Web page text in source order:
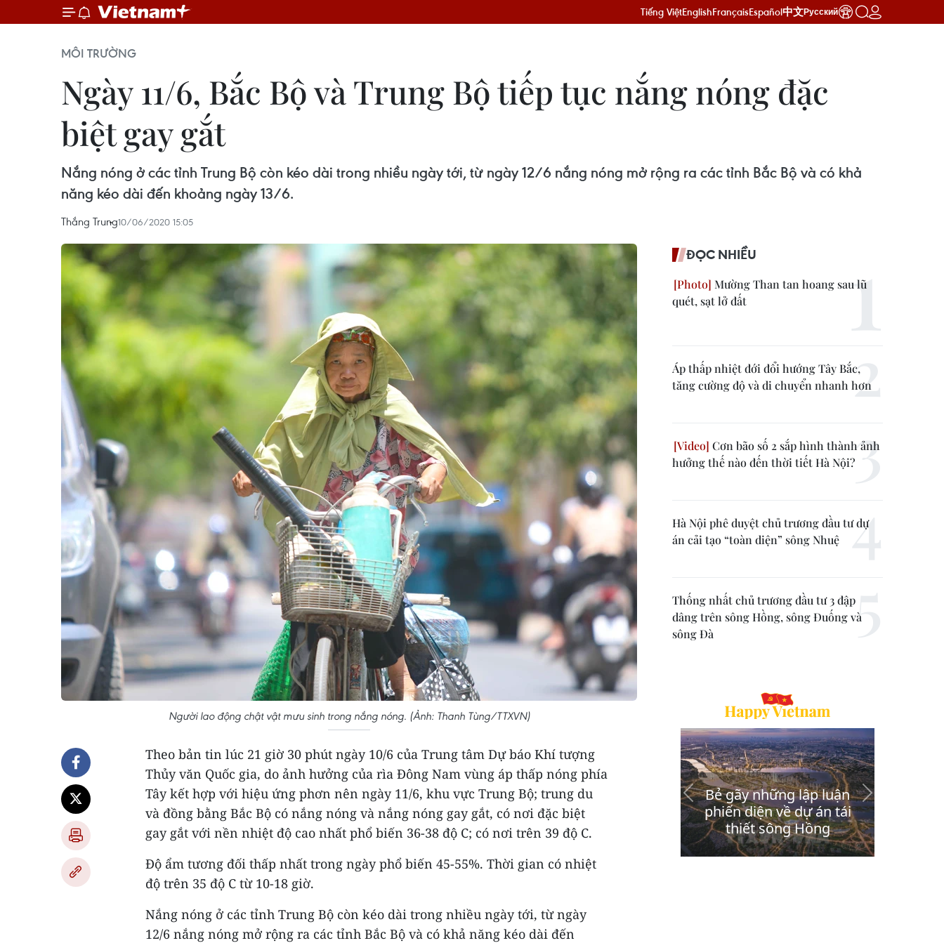
Tiếng ViệtEnglishFrançaisEspañol中文Русский
MÔI TRƯỜNG
Ngày 11/6, Bắc Bộ và Trung Bộ tiếp tục nắng nóng đặc
biệt gay gắt
Nắng nóng ở các tỉnh Trung Bộ còn kéo dài trong nhiều ngày tới, từ ngày 12/6 nắng nóng mở rộng ra các tỉnh Bắc Bộ và có khả
năng kéo dài đến khoảng ngày 13/6.
Thắng Trung10/06/2020 15:05
Người lao động chật vật mưu sinh trong nắng nóng. (Ảnh: Thanh Tùng/TTXVN)
Theo bản tin lúc 21 giờ 30 phút ngày 10/6 của Trung tâm Dự báo Khí tượng
Thủy văn Quốc gia, do ảnh hưởng của rìa Đông Nam vùng áp thấp nóng phía
Tây kết hợp với hiệu ứng phơn nên ngày 11/6, khu vực Trung Bộ; trung du
và đồng bằng Bắc Bộ có nắng nóng và nắng nóng gay gắt, có nơi đặc biệt
gay gắt với nền nhiệt độ cao nhất phổ biến 36-38 độ C; có nơi trên 39 độ C.
Độ ẩm tương đối thấp nhất trong ngày phổ biến 45-55%. Thời gian có nhiệt
độ trên 35 độ C từ 10-18 giờ.
Nắng nóng ở các tỉnh Trung Bộ còn kéo dài trong nhiều ngày tới, từ ngày
12/6 nắng nóng mở rộng ra các tỉnh Bắc Bộ và có khả năng kéo dài đến
ĐỌC NHIỀU
Mường Than tan hoang sau lũ
quét, sạt lở đất
Áp thấp nhiệt đới đổi hướng Tây Bắc,
tăng cường độ và di chuyển nhanh hơn
Cơn bão số 2 sắp hình thành ảnh
hưởng thế nào đến thời tiết Hà Nội?
Hà Nội phê duyệt chủ trương đầu tư dự
án cải tạo “toàn diện” sông Nhuệ
Thống nhất chủ trương đầu tư 3 đập
dâng trên sông Hồng, sông Đuống và
sông Đà